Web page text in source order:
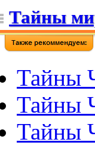
Тайны
Тайны
Тайны
Тайны